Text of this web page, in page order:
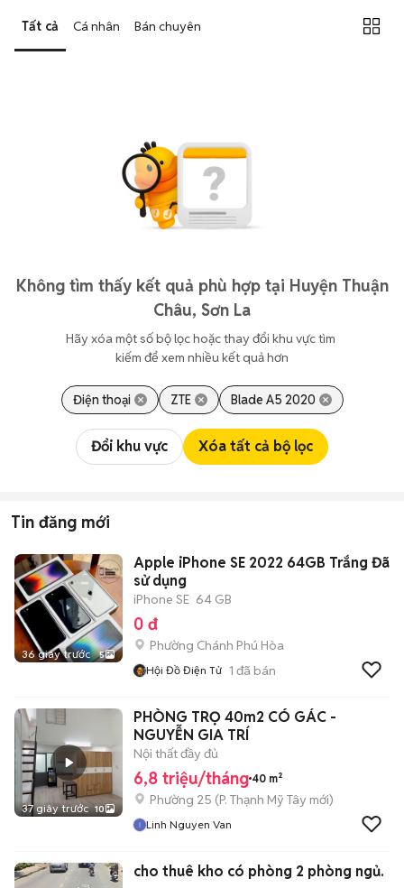
Tất cả Cá nhân Bán chuyên
Không tìm thấy kết quả phù hợp tại Huyện Thuận
Châu, Sơn La
Hãy xóa một số bộ lọc hoặc thay đổi khu vực tìm
kiếm để xem nhiều kết quả hơn
Điện thoại ZTE Blade A5 2020
Đổi khu vực Xóa tất cả bộ lọc
Tin đăng mới
36 giây trước 5
Apple iPhone SE 2022 64GB Trắng Đã
sử dụng
iPhone SE 64 GB
0 đ
Phường Chánh Phú Hòa
Hội Đồ Điện Tử 1 đã bán
37 giây trước 10
PHÒNG TRỌ 40m2 CÓ GÁC -
NGUYỄN GIA TRÍ
Nội thất đầy đủ
6,8 triệu/tháng 40 m²
Phường 25 (P. Thạnh Mỹ Tây mới)
Linh Nguyen Van
cho thuê kho có phòng 2 phòng ngủ.